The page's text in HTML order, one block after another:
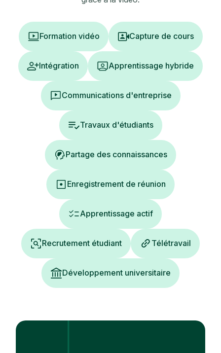
Formation vidéo Capture de cours
Intégration Apprentissage hybride
Communications d'entreprise
Travaux d'étudiants
Partage des connaissances
Enregistrement de réunion
Apprentissage actif
Recrutement étudiant Télétravail
Développement universitaire